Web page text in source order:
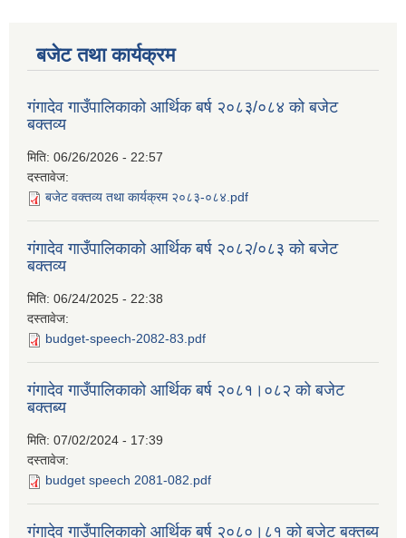
बजेट तथा कार्यक्रम
गंगादेव गाउँपालिकाको आर्थिक बर्ष २०८३/०८४ को बजेट
बक्तव्य
मिति: 06/26/2026 - 22:57
दस्तावेज:
बजेट वक्तव्य तथा कार्यक्रम २०८३-०८४.pdf
गंगादेव गाउँपालिकाको आर्थिक बर्ष २०८२/०८३ को बजेट
बक्तव्य
मिति: 06/24/2025 - 22:38
दस्तावेज:
budget-speech-2082-83.pdf
गंगादेव गाउँपालिकाको आर्थिक बर्ष २०८१।०८२ को बजेट
बक्तब्य
मिति: 07/02/2024 - 17:39
दस्तावेज:
budget speech 2081-082.pdf
गंगादेव गाउँपालिकाको आर्थिक बर्ष २०८०।८१ को बजेट बक्तब्य